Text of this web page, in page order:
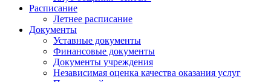
Расписание
Летнее расписание
Документы
Уставные документы
Финансовые документы
Документы учреждения
Независимая оценка качества оказания услуг